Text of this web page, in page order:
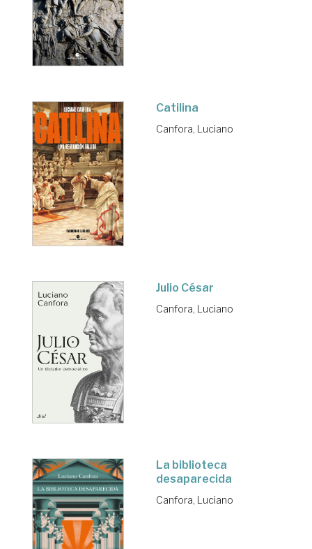
Catilina
Canfora, Luciano
Julio César
Canfora, Luciano
La biblioteca
desaparecida
Canfora, Luciano